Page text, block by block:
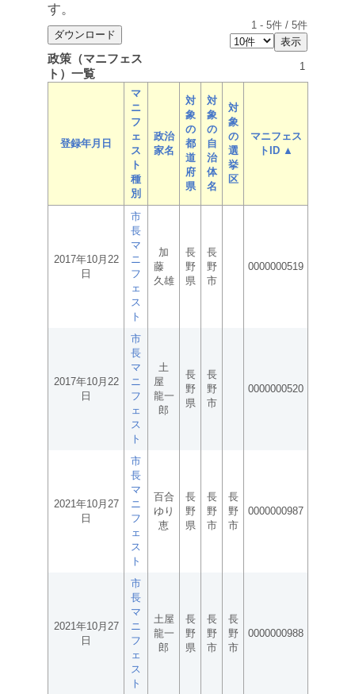
す。
1 - 5件 / 5件
政策（マニフェス
ト）一覧
1
登録年月日
マ
ニ
フ
ェ
ス
ト
種
別
政治
家名
対
象
の
都
道
府
県
対
象
の
自
治
体
名
対
象
の
選
挙
区
マニフェス
トID ▲
2017年10月22
日
市
長
マ
ニ
フ
ェ
ス
ト
加
藤
久雄
長
野
県
長
野
市
0000000519
2017年10月22
日
市
長
マ
ニ
フ
ェ
ス
ト
土
屋
龍一
郎
長
野
県
長
野
市
0000000520
2021年10月27
日
市
長
マ
ニ
フ
ェ
ス
ト
百合
ゆり
恵
長
野
県
長
野
市
長
野
市
0000000987
2021年10月27
日
市
長
マ
ニ
フ
ェ
ス
ト
土屋
龍一
郎
長
野
県
長
野
市
長
野
市
0000000988